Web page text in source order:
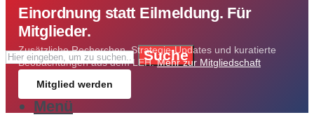
Suche
Menü
Einordnung statt Eilmeldung. Für
Mitglieder.
Zusätzliche Recherchen, Strategie-Updates und kuratierte
Beobachtungen aus dem LEH.Mehr zur Mitgliedschaft
Mitglied werden